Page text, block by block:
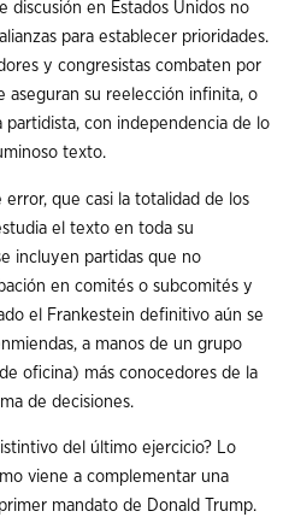
discusión en Estados Unidos no
para establecer prioridades.
y congresistas combaten por
aseguran su reelección infinita, o
partidista, con independencia de lo
texto.
que casi la totalidad de los
el texto en toda su
incluyen partidas que no
en comités o subcomités y
el Frankestein definitivo aún se
a manos de un grupo
oficina) más conocedores de la
de decisiones.
del último ejercicio? Lo
viene a complementar una
mandato de Donald Trump.